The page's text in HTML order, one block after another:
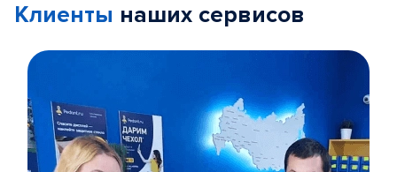
Клиенты наших сервисов